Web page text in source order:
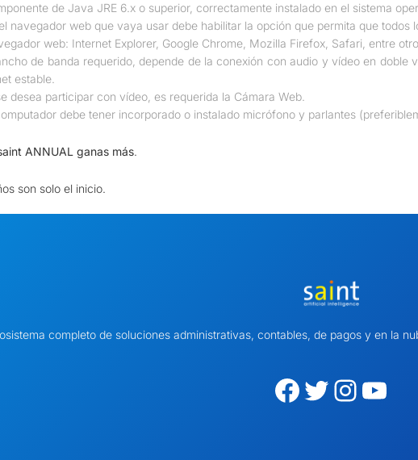
de Java JRE 6.x o superior, correctamente instalado en el sistema
navegador web que vaya usar debe habilitar la opción que permita que todos
web: Internet Explorer, Google Chrome, Mozilla Firefox, Safari, entre
de banda requerido, depende de la conexión con audio y vídeo en
estable.
desea participar con vídeo, es requerida la Cámara Web.
debe tener incorporado o instalado micrófono y parlantes
ANNUAL ganas más.
son solo el inicio.
completo de soluciones administrativas, contables, de pagos y en la
Facebook Twitter Instagram YouTube